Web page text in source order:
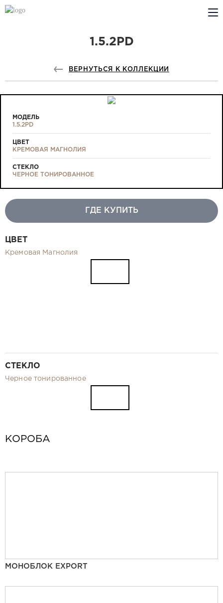
КОМПАНИЯ
PROFILDOORS
Проекты
1.5.2PD
ВЕРНУТЬСЯ К КОЛЛЕКЦИИ
МОДЕЛЬ
1.5.2PD
ЦВЕТ
КРЕМОВАЯ МАГНОЛИЯ
СТЕКЛО
ЧЕРНОЕ ТОНИРОВАННОЕ
ГДЕ КУПИТЬ
ЦВЕТ
Кремовая Магнолия
СТЕКЛО
Черное тонированное
КОРОБА
МОНОБЛОК EXPORT